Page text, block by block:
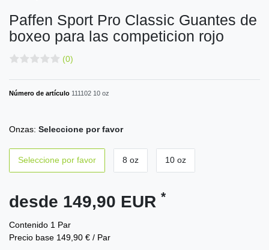
Paffen Sport Pro Classic Guantes de
boxeo para las competicion rojo
(0)
Número de artículo 111102 10 oz
Onzas: Seleccione por favor
Seleccione por favor 8 oz 10 oz
desde 149,90 EUR *
Contenido 1 Par
Precio base 149,90 € / Par